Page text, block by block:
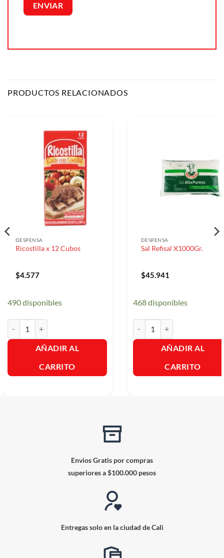
PRODUCTOS RELACIONADOS
DESPENSA
Ricostilla x 12 Cubos
$4.577
490 disponibles
AÑADIR AL
CARRITO
DESPENSA
Sal Refisal X1000Gr.
$45.941
468 disponibles
AÑADIR AL
CARRITO
Envios Gratis por compras
superiores a $100.000 pesos
Entregas solo en la ciudad de Cali